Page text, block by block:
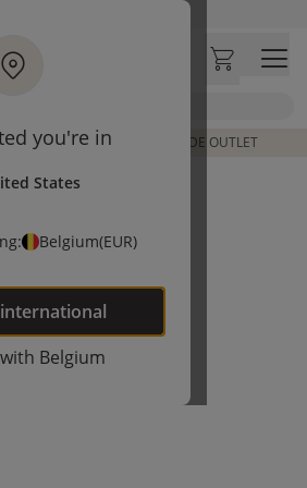
you're in
States
Belgium(EUR)
international
Belgium
VORIGE COLLECTIES | SHOP DE OUTLET